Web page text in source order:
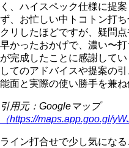
く、ハイスペック仕様に提
ず、お忙しい中トコトン打
クリしたほどですが、疑問
早かったおかげで、濃い〜
が完成したことに感謝して
してのアドバイスや提案の
能面と実際の使い勝手を兼ね
引用元：Googleマップ
（https://maps.app.goo.gl/
ライン打合せで少し気にな